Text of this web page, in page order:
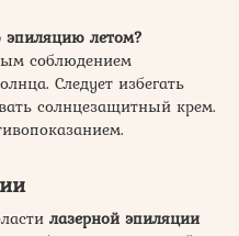
летом?
соблюдением
Следует избегать
солнцезащитный крем.
лазерной эпиляции